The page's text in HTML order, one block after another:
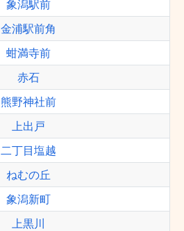
象潟駅前
金浦駅前角
蚶満寺前
赤石
熊野神社前
上出戸
二丁目塩越
ねむの丘
象潟新町
上黒川